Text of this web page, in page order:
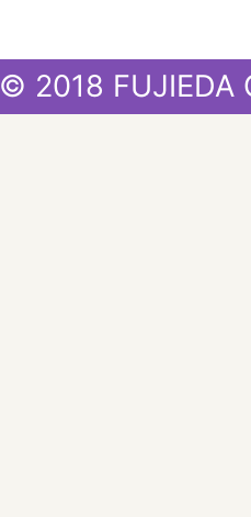
© 2018 FUJIEDA